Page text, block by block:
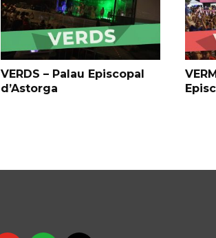
VERDS – Palau Episcopal
d’Astorga